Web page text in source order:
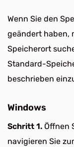
Wenn Sie den
geändert haben,
Speicherort
Standard-
beschrieben
Windows
Schritt 1. Öffnen
navigieren Sie